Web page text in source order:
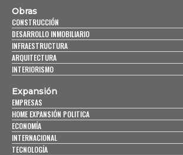
Obras
CONSTRUCCIÓN
DESARROLLO INMOBILIARIO
INFRAESTRUCTURA
ARQUITECTURA
INTERIORISMO
Expansión
EMPRESAS
HOME EXPANSIÓN POLITICA
ECONOMÍA
INTERNACIONAL
TECNOLOGÍA